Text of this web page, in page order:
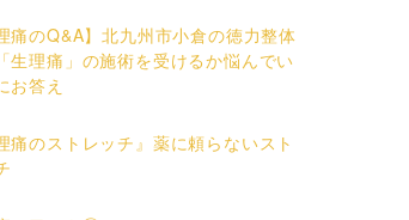
痛のQ&A】北九州市小倉の徳力整体
生理痛」の施術を受けるか悩んでい
お答え
痛のストレッチ』薬に頼らないスト